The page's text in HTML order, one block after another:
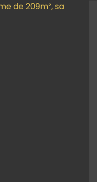
de 209m², sa